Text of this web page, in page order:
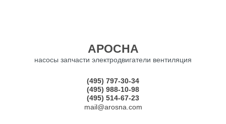
АРОСНА
насосы запчасти электродвигатели вентиляция
(495) 797-30-34
(495) 988-10-98
(495) 514-67-23
mail@arosna.com